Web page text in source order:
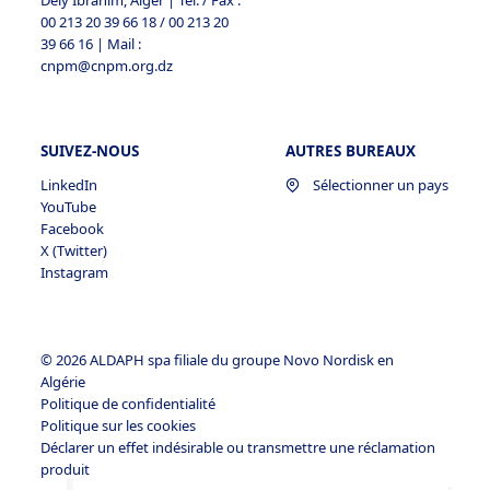
Le Cadre de protection de la vie privée UE-
États-Unis pour les transferts à des
entreprises et organisations certifiées Par le
une liste des entreprises et organisations
certifiées Privacy Shield sont disponibles à
https://www.privacyshield.gov/welcome
Votre retrait n’affectera pas la légalité du
traitement effectué avant que vous ne retiriez
votre consentement
personnelles à une autorité de protection des
données.
00 213 20 39 66 18 / 00 213 20
39 66 16 | Mail :
cnpm@cnpm.org.dz
SUIVEZ-NOUS
LinkedIn
YouTube
Facebook
X (Twitter)
Instagram
AUTRES BUREAUX
Sélectionner un pays
© 2026 ALDAPH spa filiale du groupe Novo Nordisk en
Algérie
Politique de confidentialité
Politique sur les cookies
Déclarer un effet indésirable ou transmettre une réclamation
produit